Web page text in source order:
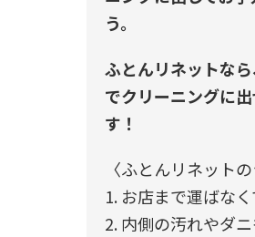
う。
ふとんリネットな
でクリーニングに
す！
〈ふとんリネット
1. お店まで運ばな
2. 内側の汚れやダ